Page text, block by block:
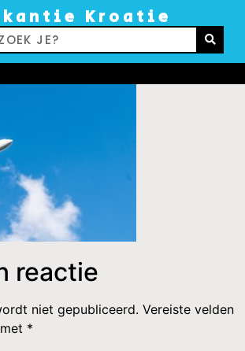
Kroatie
reactie
niet gepubliceerd. Vereiste velden
*